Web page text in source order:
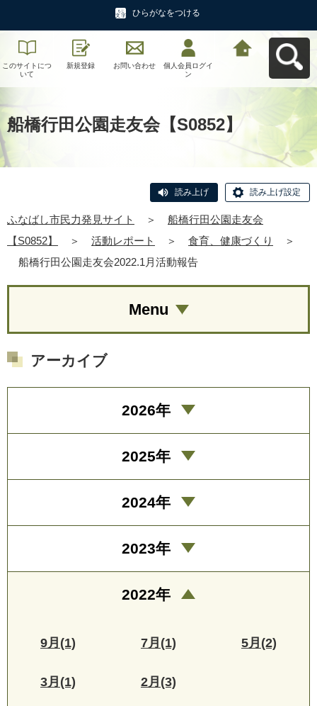
ひらがなをつける
このサイトにつ
いて
新規登録 お問い合わせ
個人会員ログイ
ン
船橋行田公園走友会【S0852】
読み上げ 読み上げ設定
ふなばし市民力発見サイト ＞
船橋行田公園走友会
【S0852】
＞ 活動レポート ＞ 食育、健康づくり
＞
船橋行田公園走友会2022.1月活動報告
Menu
アーカイブ
2026年
2025年
2024年
2023年
2022年
9月(1) 7月(1) 5月(2)
3月(1) 2月(3)